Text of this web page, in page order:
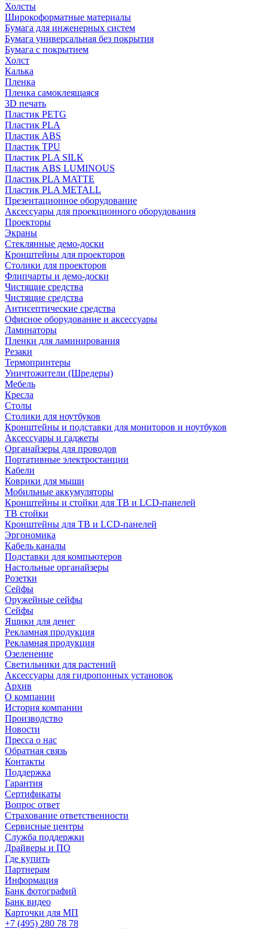
Холсты
Широкоформатные материалы
Бумага для инженерных систем
Бумага универсальная без покрытия
Бумага с покрытием
Холст
Калька
Пленка
Пленка самоклеящаяся
3D печать
Пластик PETG
Пластик PLA
Пластик ABS
Пластик TPU
Пластик PLA SILK
Пластик ABS LUMINOUS
Пластик PLA MATTE
Пластик PLA METALL
Презентационное оборудование
Аксессуары для проекционного оборудования
Проекторы
Экраны
Стеклянные демо-доски
Кронштейны для проекторов
Столики для проекторов
Флипчарты и демо-доски
Чистящие средства
Чистящие средства
Антисептические средства
Офисное оборудование и аксессуары
Ламинаторы
Пленки для ламинирования
Резаки
Термопринтеры
Уничтожители (Шредеры)
Мебель
Кресла
Столы
Столики для ноутбуков
Кронштейны и подставки для мониторов и ноутбуков
Аксессуары и гаджеты
Органайзеры для проводов
Портативные электростанции
Кабели
Коврики для мыши
Мобильные аккумуляторы
Кронштейны и стойки для ТВ и LCD-панелей
ТВ стойки
Кронштейны для ТВ и LCD-панелей
Эргономика
Кабель каналы
Подставки для компьютеров
Настольные органайзеры
Розетки
Сейфы
Оружейные сейфы
Сейфы
Ящики для денег
Рекламная продукция
Рекламная продукция
Озеленение
Светильники для растений
Аксессуары для гидропонных установок
Архив
О компании
История компании
Производство
Новости
Пресса о нас
Обратная связь
Контакты
Поддержка
Гарантия
Сертификаты
Вопрос ответ
Страхование ответственности
Сервисные центры
Служба поддержки
Драйверы и ПО
Где купить
Партнерам
Информация
Банк фотографий
Банк видео
Карточки для МП
+7 (495) 280 78 78